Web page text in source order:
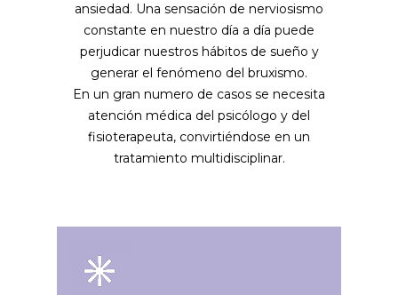
ansiedad. Una sensación de nerviosismo
constante en nuestro día a día puede
perjudicar nuestros hábitos de sueño y
generar el fenómeno del bruxismo.
En un gran numero de casos se necesita
atención médica del psicólogo y del
fisioterapeuta, convirtiéndose en un
tratamiento multidisciplinar.